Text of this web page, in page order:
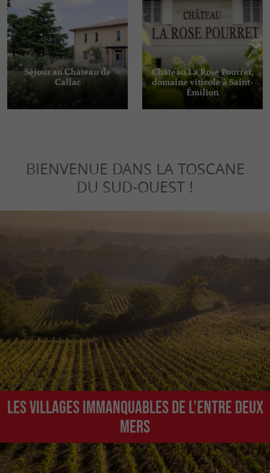
Séjour au Château de
Callac
Château La Rose Pourret,
domaine viticole à Saint-
Émilion
BIENVENUE DANS LA TOSCANE
DU SUD-OUEST !
Les villages immanquables de l’Entre Deux
Mers